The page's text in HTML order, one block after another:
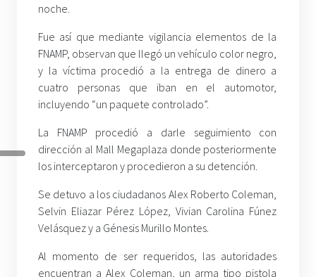
noche.
Fue así que mediante vigilancia elementos de la
FNAMP, observan que llegó un vehículo color negro,
y la víctima procedió a la entrega de dinero a
cuatro personas que iban en el automotor,
incluyendo “un paquete controlado”.
La FNAMP procedió a darle seguimiento con
dirección al Mall Megaplaza donde posteriormente
los interceptaron y procedieron a su detención.
Se detuvo a los ciudadanos Alex Roberto Coleman,
Selvin Eliazar Pérez López, Vivian Carolina Fúnez
Velásquez y a Génesis Murillo Montes.
Al momento de ser requeridos, las autoridades
encuentran a Alex Coleman, un arma tipo pistola